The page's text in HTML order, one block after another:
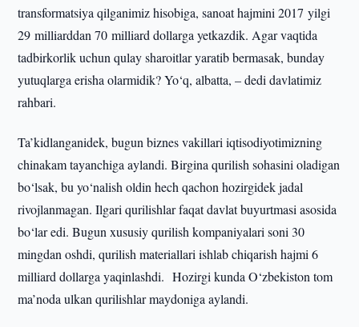
transformatsiya qilganimiz hisobiga, sanoat hajmini 2017 yilgi
29 milliarddan 70 milliard dollarga yetkazdik. Agar vaqtida
tadbirkorlik uchun qulay sharoitlar yaratib bermasak, bunday
yutuqlarga erisha olarmidik? Yo‘q, albatta, – dedi davlatimiz
rahbari.
Ta’kidlanganidek, bugun biznes vakillari iqtisodiyotimizning
chinakam tayanchiga aylandi. Birgina qurilish sohasini oladigan
bo‘lsak, bu yo‘nalish oldin hech qachon hozirgidek jadal
rivojlanmagan. Ilgari qurilishlar faqat davlat buyurtmasi asosida
bo‘lar edi. Bugun xususiy qurilish kompaniyalari soni 30
mingdan oshdi, qurilish materiallari ishlab chiqarish hajmi 6
milliard dollarga yaqinlashdi. Hozirgi kunda O‘zbekiston tom
ma’noda ulkan qurilishlar maydoniga aylandi.